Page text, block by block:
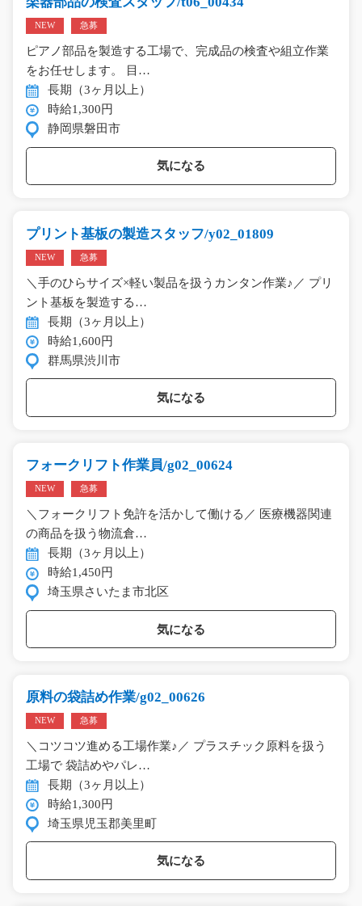
NEW 急募
ピアノ部品を製造する工場で、完成品の検査や組立作業
をお任せします。 目…
長期（3ヶ月以上）
時給1,300円
静岡県磐田市
気になる
プリント基板の製造スタッフ/y02_01809
NEW 急募
＼手のひらサイズ×軽い製品を扱うカンタン作業♪／ プリ
ント基板を製造する…
長期（3ヶ月以上）
時給1,600円
群馬県渋川市
気になる
フォークリフト作業員/g02_00624
NEW 急募
＼フォークリフト免許を活かして働ける／ 医療機器関連
の商品を扱う物流倉…
長期（3ヶ月以上）
時給1,450円
埼玉県さいたま市北区
気になる
原料の袋詰め作業/g02_00626
NEW 急募
＼コツコツ進める工場作業♪／ プラスチック原料を扱う
工場で 袋詰めやパレ…
長期（3ヶ月以上）
時給1,300円
埼玉県児玉郡美里町
気になる